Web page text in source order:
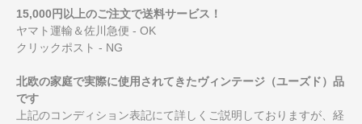
15,000円以上のご注文で送料サービス！
ヤマト運輸＆佐川急便 - OK
クリックポスト - NG
北欧の家庭で実際に使用されてきたヴィンテージ（ユーズド）品
です
上記のコンディション表記にて詳しくご説明しておりますが、経